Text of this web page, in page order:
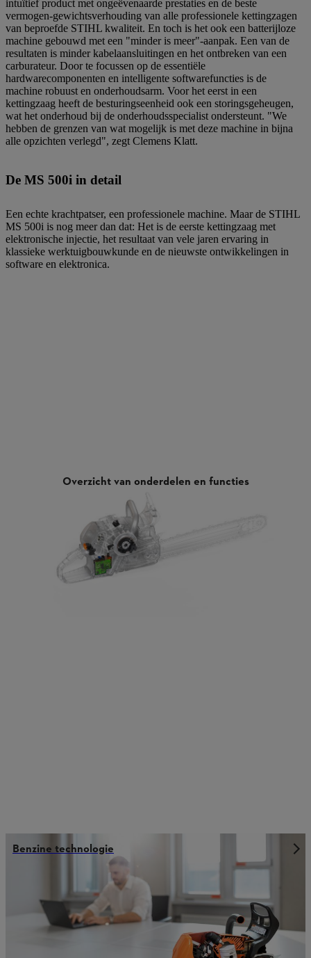
intuïtief product met ongeëvenaarde prestaties en de beste
vermogen-gewichtsverhouding van alle professionele kettingzagen
van beproefde STIHL kwaliteit. En toch is het ook een batterijloze
machine gebouwd met een "minder is meer"-aanpak. Een van de
resultaten is minder kabelaansluitingen en het ontbreken van een
carburateur. Door te focussen op de essentiële
hardwarecomponenten en intelligente softwarefuncties is de
machine robuust en onderhoudsarm. Voor het eerst in een
kettingzaag heeft de besturingseenheid ook een storingsgeheugen,
wat het onderhoud bij de onderhoudsspecialist ondersteunt. "We
hebben de grenzen van wat mogelijk is met deze machine in bijna
alle opzichten verlegd", zegt Clemens Klatt.
De MS 500i in detail
Een echte krachtpatser, een professionele machine. Maar de STIHL
MS 500i is nog meer dan dat: Het is de eerste kettingzaag met
elektronische injectie, het resultaat van vele jaren ervaring in
klassieke werktuigbouwkunde en de nieuwste ontwikkelingen in
software en elektronica.
Overzicht van onderdelen en functies
Benzine technologie